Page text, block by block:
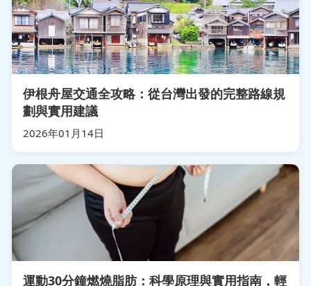
伊根舟屋交通全攻略：從台灣出發的完整路線規
劃與實用建議
2026年01月14日
運動30分鐘燃燒脂肪：科學原理與實用指南，輕